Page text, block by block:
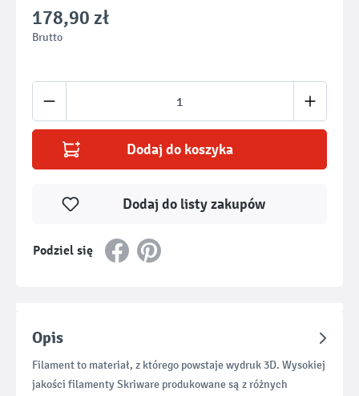
178,90 zł
Brutto
Ilość produktu: Wprowadź żądaną ilość
Dodaj do koszyka
Podziel się
Dodaj do listy zakupów
Opis
Filament to materiał, z którego powstaje wydruk 3D. Wysokiej
jakości filamenty Skriware produkowane są z różnych